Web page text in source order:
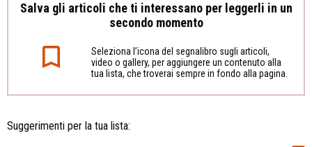
Salva gli articoli che ti interessano per leggerli in un
secondo momento
Seleziona l’icona del segnalibro sugli articoli,
video o gallery, per aggiungere un contenuto alla
tua lista, che troverai sempre in fondo alla pagina.
Suggerimenti per la tua lista: